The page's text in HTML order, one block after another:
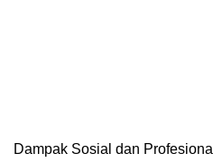
Dampak Sosial dan Profesional